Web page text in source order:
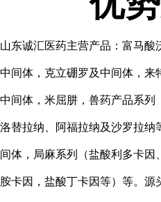
山东诚汇医药主营产品：富马酸
中间体，克立硼罗及中间体，来
中间体，米屈肼，兽药产品系列
洛替拉纳、阿福拉纳及沙罗拉纳
间体，局麻系列（盐酸利多卡
胺卡因，盐酸丁卡因等）等。源